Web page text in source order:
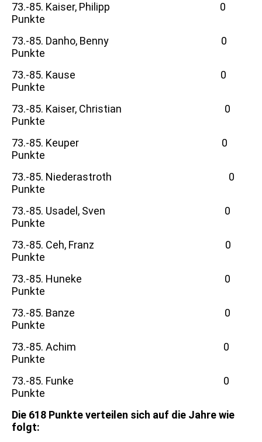
73.-85. Kaiser, Philipp 0
Punkte
73.-85. Danho, Benny 0
Punkte
73.-85. Kause 0
Punkte
73.-85. Kaiser, Christian 0
Punkte
73.-85. Keuper 0
Punkte
73.-85. Niederastroth 0
Punkte
73.-85. Usadel, Sven 0
Punkte
73.-85. Ceh, Franz 0
Punkte
73.-85. Huneke 0
Punkte
73.-85. Banze 0
Punkte
73.-85. Achim 0
Punkte
73.-85. Funke 0
Punkte
Die 618 Punkte verteilen sich auf die Jahre wie
folgt: